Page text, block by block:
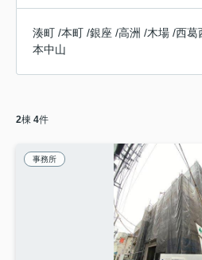
湊町 /本町 /銀座 /高洲 /木場 /西葛
本中山
2棟 4件
事務所